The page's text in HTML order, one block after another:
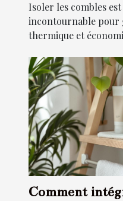
Isoler les combles
incontournable
thermique et
Comment